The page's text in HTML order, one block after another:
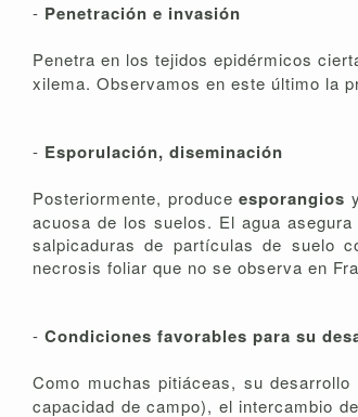
- Penetración e invasión
Penetra en los tejidos epidérmicos
xilema. Observamos en este último la
- Esporulación, diseminación
Posteriormente, produceesporangios
acuosa de los suelos. El agua
salpicaduras de partículas de suelo
necrosis foliar que no se observa en
- Condiciones favorables para su
Como muchas pitiáceas, su
capacidad de campo), el intercambio